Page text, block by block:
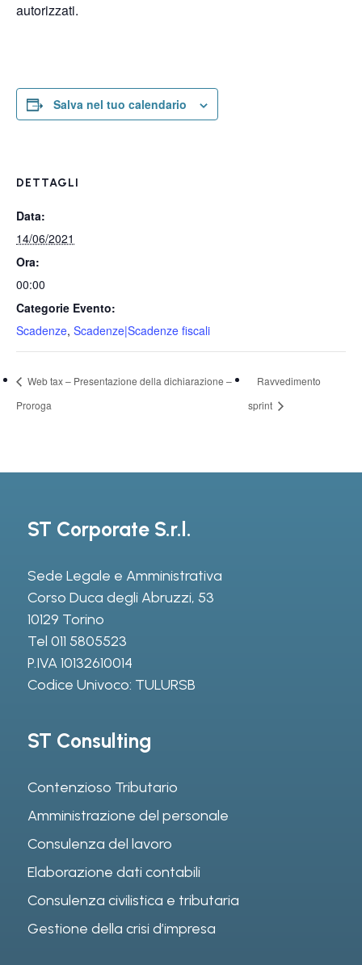
autorizzati.
Salva nel tuo calendario
DETTAGLI
Data:
14/06/2021
Ora:
00:00
Categorie Evento:
Scadenze, Scadenze|Scadenze fiscali
Web tax – Presentazione della dichiarazione –
Proroga
Ravvedimento
sprint
ST Corporate S.r.l.
Sede Legale e Amministrativa
Corso Duca degli Abruzzi, 53
10129 Torino
Tel 011 5805523
P.IVA 10132610014
Codice Univoco: TULURSB
ST Consulting
Contenzioso Tributario
Amministrazione del personale
Consulenza del lavoro
Elaborazione dati contabili
Consulenza civilistica e tributaria
Gestione della crisi d’impresa